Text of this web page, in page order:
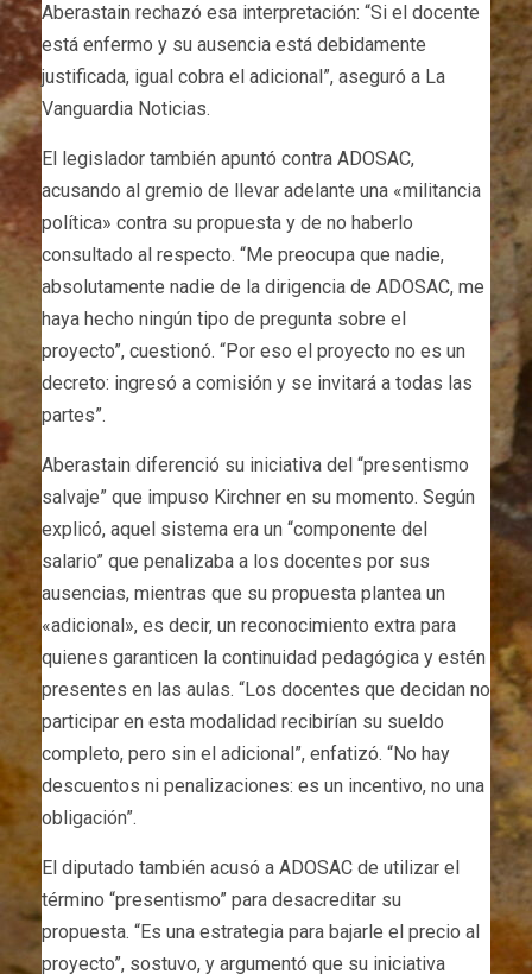
Aberastain rechazó esa interpretación: “Si el docente
está enfermo y su ausencia está debidamente
justificada, igual cobra el adicional”, aseguró a La
Vanguardia Noticias.
El legislador también apuntó contra ADOSAC,
acusando al gremio de llevar adelante una «militancia
política» contra su propuesta y de no haberlo
consultado al respecto. “Me preocupa que nadie,
absolutamente nadie de la dirigencia de ADOSAC, me
haya hecho ningún tipo de pregunta sobre el
proyecto”, cuestionó. “Por eso el proyecto no es un
decreto: ingresó a comisión y se invitará a todas las
partes”.
Aberastain diferenció su iniciativa del “presentismo
salvaje” que impuso Kirchner en su momento. Según
explicó, aquel sistema era un “componente del
salario” que penalizaba a los docentes por sus
ausencias, mientras que su propuesta plantea un
«adicional», es decir, un reconocimiento extra para
quienes garanticen la continuidad pedagógica y estén
presentes en las aulas. “Los docentes que decidan no
participar en esta modalidad recibirían su sueldo
completo, pero sin el adicional”, enfatizó. “No hay
descuentos ni penalizaciones: es un incentivo, no una
obligación”.
El diputado también acusó a ADOSAC de utilizar el
término “presentismo” para desacreditar su
propuesta. “Es una estrategia para bajarle el precio al
proyecto”, sostuvo, y argumentó que su iniciativa